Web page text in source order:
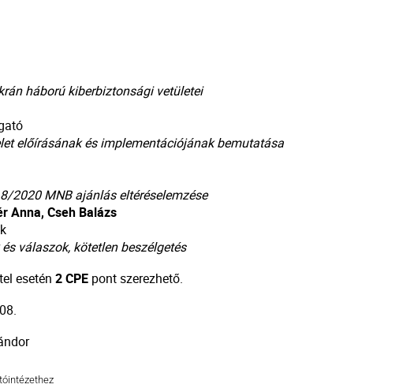
háború kiberbiztonsági vetületei
előírásának és implementációjának bemutatása
8/2020 MNB ajánlás eltéréselemzése
Anna, Cseh Balázs
és válaszok, kötetlen beszélgetés
esetén2 CPE pont szerezhető.